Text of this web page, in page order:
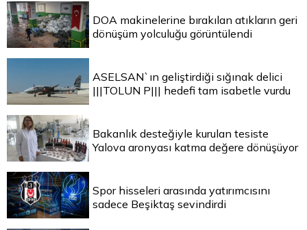
DOA makinelerine bırakılan atıkların geri
dönüşüm yolculuğu görüntülendi
ASELSAN`ın geliştirdiği sığınak delici
|||TOLUN P||| hedefi tam isabetle vurdu
Bakanlık desteğiyle kurulan tesiste
Yalova aronyası katma değere dönüşüyor
Spor hisseleri arasında yatırımcısını
sadece Beşiktaş sevindirdi